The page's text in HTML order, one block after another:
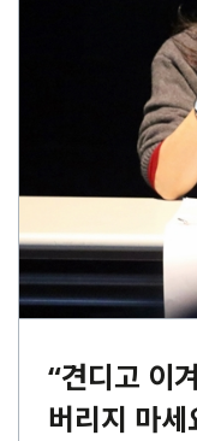
“견디고 이
버리지 마세